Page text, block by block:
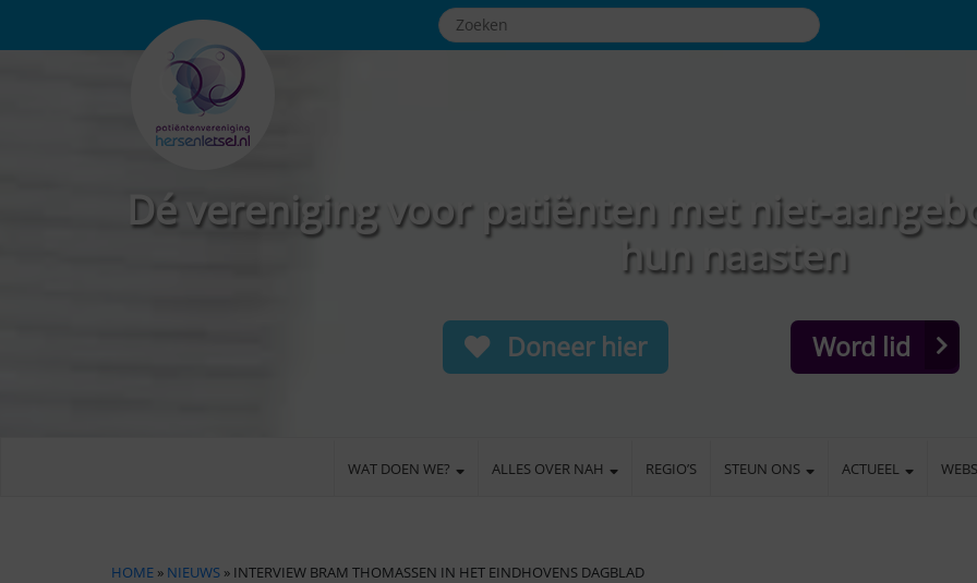
Dé vereniging voor patiënten met niet-
hun naasten
Doneer hier Word lid
WAT DOEN WE? ALLES OVER NAH REGIO’S STEUN ONS ACTUEEL
HOME » NIEUWS » INTERVIEW BRAM THOMASSEN IN HET EINDHOVENS DAGBLAD